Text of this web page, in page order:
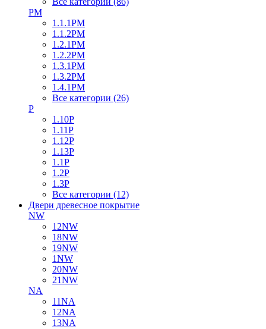
PM
1.1.1PM
1.1.2PM
1.2.1PM
1.2.2PM
1.3.1PM
1.3.2PM
1.4.1PM
Все категории (26)
P
1.10P
1.11P
1.12P
1.13P
1.1P
1.2P
1.3P
Все категории (12)
Двери древесное покрытие
NW
12NW
18NW
19NW
1NW
20NW
21NW
NA
11NA
12NA
13NA